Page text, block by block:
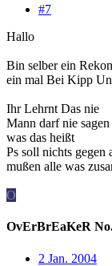
#7
Hallo
Bin selber ein
ein mal Bei Kipp
Ihr Lehrnt Das nie
Mann darf nie
was das heißt
Ps soll nichts
mußen alle was
O
OvErBrEaKeR
2 Jan. 2004